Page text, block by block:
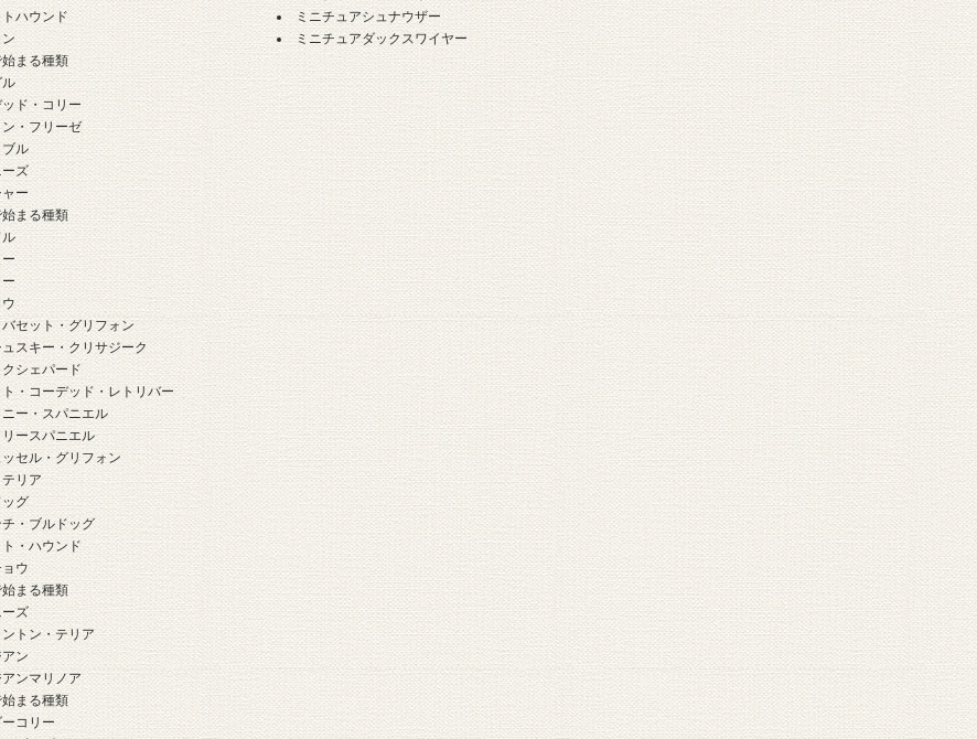
ハウンド
始まる種類
ル
ド・コリー
ン・フリーゼ
ブル
ーズ
ー
まる種類
ル
ー
セット・グリフォン
ュスキー・クリサジーク
シェパード
・コーデッド・レトリバー
ニー・スパニエル
リースパニエル
ッセル・グリフォン
リア
ッグ
チ・ブルドッグ
ト・ハウンド
ウ
まる種類
ズ
トン・テリア
ン
ンマリノア
始まる種類
コリー
ミニチュアシュナウザー
ミニチュアダックスワイヤー